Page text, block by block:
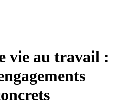
vie au travail :